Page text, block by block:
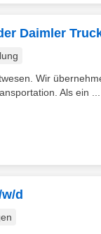
Daimler
Wir
Als ein ...
d